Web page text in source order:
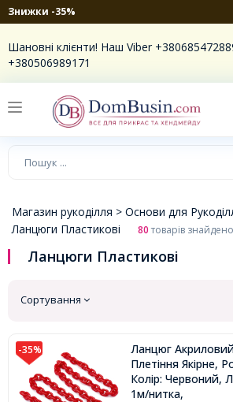
Знижки -35%
Шановні клієнти! Наш Viber
+380506989171
Магазин рукоділля > Основи для
Ланцюги Пластикові
80товарів знайдено
Ланцюги Пластикові
Сортування
-35%
Ланцюг
Плетіння Якірне,
Колір: Червоний,
1м/нитка,